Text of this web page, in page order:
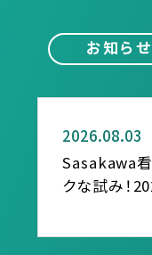
お知らせ
2026.08.03
Sasakawa
クな試み！